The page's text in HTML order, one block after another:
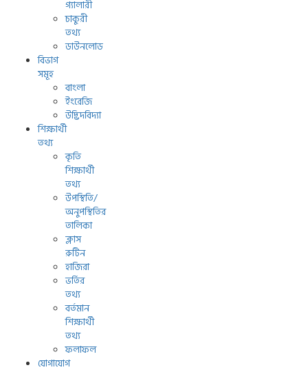
গ্যালারী
চাকুরী
তথ্য
ডাউনলোড
বিভাগ
সমূহ
বাংলা
ইংরেজি
উদ্ভিদবিদ্যা
শিক্ষার্থী
তথ্য
কৃতি
শিক্ষার্থী
তথ্য
উপস্থিতি/
অনুপস্থিতির
তালিকা
ক্লাস
রুটিন
হাজিরা
ভর্তির
তথ্য
বর্তমান
শিক্ষার্থী
তথ্য
ফলাফল
যোগাযোগ